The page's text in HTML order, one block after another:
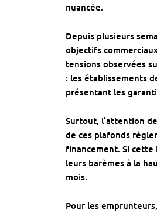
nuancée.
Depuis plusieurs
objectifs
tensions observées
: les établissements
présentant les
Surtout, l’attention
de ces plafonds
financement. Si
leurs barèmes à la
mois.
Pour les